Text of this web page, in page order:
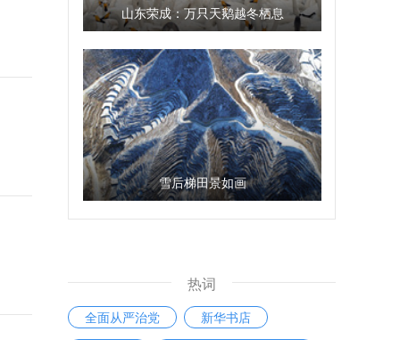
山东荣成：万只天鹅越冬栖息
雪后梯田景如画
热词
全面从严治党
新华书店